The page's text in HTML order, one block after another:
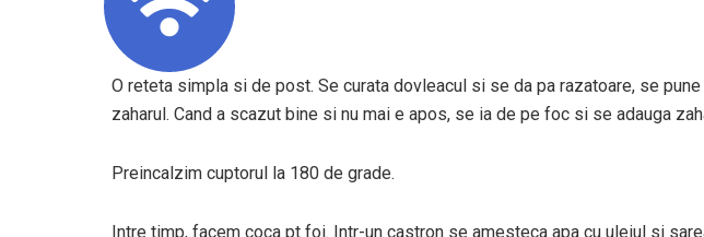
O reteta simpla si de post. Se curata dovleacul si se da pa razatoare, se
zaharul. Cand a scazut bine si nu mai e apos, se ia de pe foc si se adauga
Preincalzim cuptorul la 180 de grade.
Intre timp, facem coca pt foi. Intr-un castron se amesteca apa cu uleiul si